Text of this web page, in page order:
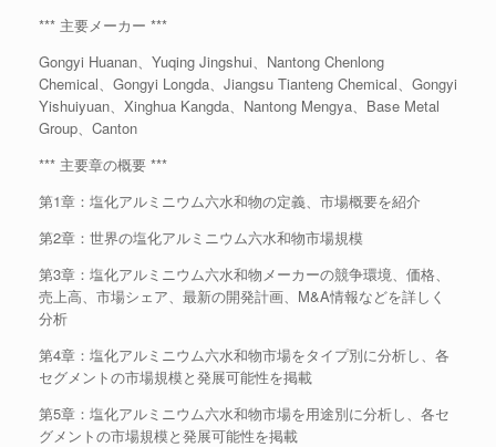
*** 主要メーカー ***
Gongyi Huanan、Yuqing Jingshui、Nantong Chenlong
Chemical、Gongyi Longda、Jiangsu Tianteng Chemical、Gongyi
Yishuiyuan、Xinghua Kangda、Nantong Mengya、Base Metal
Group、Canton
*** 主要章の概要 ***
第1章：塩化アルミニウム六水和物の定義、市場概要を紹介
第2章：世界の塩化アルミニウム六水和物市場規模
第3章：塩化アルミニウム六水和物メーカーの競争環境、価格、
売上高、市場シェア、最新の開発計画、M&A情報などを詳しく
分析
第4章：塩化アルミニウム六水和物市場をタイプ別に分析し、各
セグメントの市場規模と発展可能性を掲載
第5章：塩化アルミニウム六水和物市場を用途別に分析し、各セ
グメントの市場規模と発展可能性を掲載